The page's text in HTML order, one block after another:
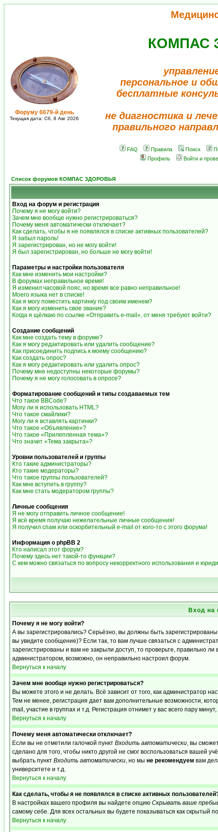
Форуму 6679-й день
Текущая дата: Сб, 8 Авг 2026
КОМПАС
персональное и
бесплатные
не диагностика и
правильного
FAQ Правила Поиск
Профиль
Войти и
Список форумов КОМПАС ЗДОРОВЬЯ
Вход на форум и регистрация
Почему я не могу войти?
Зачем мне вообще нужно регистрироваться?
Почему меня автоматически отключает?
Как сделать, чтобы я не появлялся в списке активных пользователей?
Я забыл пароль!
Я зарегистрирован, но не могу войти!
Я был зарегистрирован, но больше не могу войти!
Параметры и настройки пользователя
Как мне изменить мои настройки?
В форумах неправильное время!
Я изменил часовой пояс, но время все равно неправильное!
Моего языка нет в списке!
Как я могу поместить картинку под своим именем?
Как я могу изменить свое звание?
Когда я щёлкаю по ссылке «Отправить e-mail», от меня требуют войти?
Создание сообщений
Как мне создать тему в форуме?
Как я могу редактировать или удалить сообщение?
Как присоединить подпись к моему сообщению?
Как создать опрос?
Как я могу редактировать или удалить опрос?
Почему мне недоступны некоторые форумы?
Почему я не могу голосовать в опросе?
Форматирование сообщений и типы создаваемых тем
Что такое BBCode?
Могу ли я использовать HTML?
Что такое смайлики?
Могу ли я вставлять картинки?
Что такое «Объявление»?
Что такое «Прилепленная тема»?
Что значит «Тема закрыта»?
Уровни пользователей и группы
Кто такие администраторы?
Кто такие модераторы?
Что такое группы пользователей?
Как мне вступить в группу?
Как мне стать модератором группы?
Личные сообщения
Я не могу отправить личное сообщение!
Я всё время получаю нежелательные личные сообщения!
Я получил спам или оскорбительный e-mail от кого-то с этого форума!
Информация о phpBB 2
Кто написал этот форум?
Почему здесь нет такой-то функции?
С кем можно связаться по вопросу некорректного использования и
Вход на
Почему я не могу войти?
А вы зарегистрировались? Серьёзно, вы должны быть
вы увидите сообщение)? Если так, то вам лучше связаться с
зарегистрированы и вам не закрыли доступ, то проверьте, правильно
администратором, возможно, он неправильно настроил форум.
Вернуться к началу
Зачем мне вообще нужно регистрироваться?
Вы можете этого и не делать. Всё зависит от того, как администратор
Тем не менее, регистрация дает вам дополнительные возможности,
mail, участие в группах и т.д. Регистрация отнимет у вас всего пару
Вернуться к началу
Почему меня автоматически отключает?
Если вы не отметили галочкой пункт Входить автоматически, вы
сделано для того, чтобы никто другой не смог воспользоваться вашей
выбрать пункт Входить автоматически, но мы не рекомендуем вам
университете и т.д.
Вернуться к началу
Как сделать, чтобы я не появлялся в списке активных
В настройках вашего профиля вы найдете опцию Скрывать ваше
самому себе. Для всех остальных вы будете показываться как скрытый
Вернуться к началу